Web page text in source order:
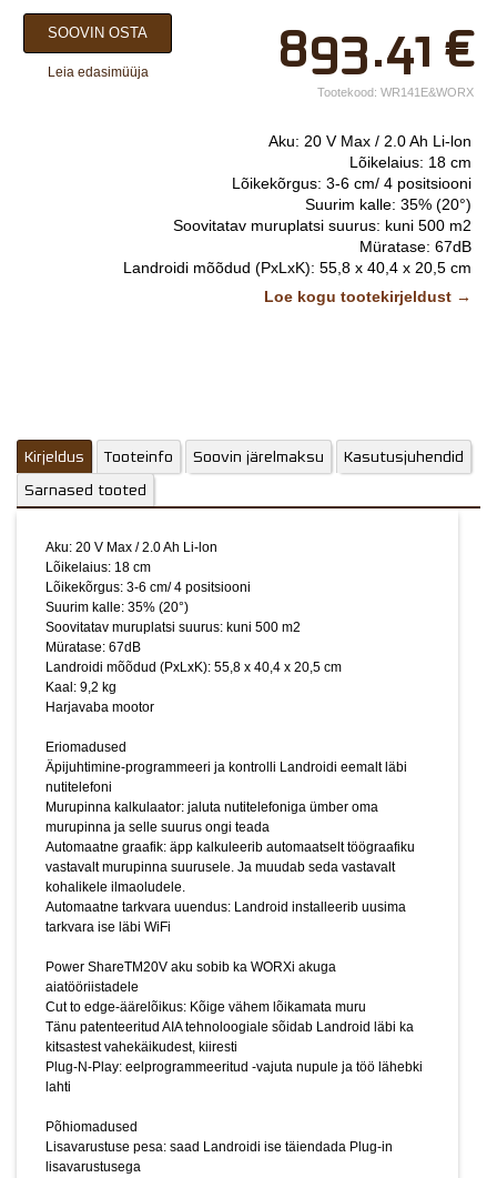
×
Teie nimi*
Ettevõtte nimi.
Telefon*
E-post*
Vali lähim keskus*
Lisainfo
893.41 €
SOOVIN OSTA
Leia edasimüüja
Tootekood: WR141E&WORX
Aku: 20 V Max / 2.0 Ah Li-lon
Lõikelaius: 18 cm
Lõikekõrgus: 3-6 cm/ 4 positsiooni
Suurim kalle: 35% (20°)
Soovitatav muruplatsi suurus: kuni 500 m2
Müratase: 67dB
Landroidi mõõdud (PxLxK): 55,8 x 40,4 x 20,5 cm
Kaal: 9,2 kg
Harjavaba mootor
murupinna ja selle suurus ongi teada
Automaatne graafik: äpp kalkuleerib automaatselt töögraafiku
vastavalt murupinna suurusele. Ja muudab seda vastavalt
Power ShareTM20V aku sobib ka WORXi akuga
Cut to edge-äärelõikus: Kõige vähem lõikamata muru
Tänu patenteeritud AIA tehnoloogiale sõidab Landroid läbi ka
kitsastest vahekäikudest, kiiresti
Plug-N-Play: eelprogrammeeritud -vajuta nupule ja töö lähebki
Lisavarustuse pesa: saad Landroidi ise täiendada Plug-in
Külglaadimine: puhas ja niidetud laadimisalus
Multi-Zone programmeerimine-saab perfektselt hakkama
liigendatud aiaga
Tera päri-ja vastupäeva pöörlemine -2 x vähem teravahetusi
Varguskindlus
PIN koodiga kaitse -varguse korral ei saa Landroidi käivitada
Aku tühjenemisel sõidab automaatselt tagasi laadimisjaama
Sõidab automaatselt tagasi laadimisjaama, kui päevatöö tehtud
Ilmastikukindel konstruktsioon
Vihmasensor suunab Landroidi laadimisjaama, kui vihma
hakkab sadama
Turvasensorid peatavad tera pöörlemise, kui robotit tõsta või
LCD displei PIN-koodi sisestamiseks ja programmeerimiseks
Loe kogu tootekirjeldust →
Kirjeldus Tooteinfo Soovin järelmaksu
Kasutusjuhendid
Sarnased tooted
Aku: 20 V Max / 2.0 Ah Li-lon
Lõikelaius: 18 cm
Lõikekõrgus: 3-6 cm/ 4 positsiooni
Suurim kalle: 35% (20°)
Soovitatav muruplatsi suurus: kuni 500 m2
Müratase: 67dB
Landroidi mõõdud (PxLxK): 55,8 x 40,4 x 20,5 cm
Kaal: 9,2 kg
Harjavaba mootor
Eriomadused
Äpijuhtimine-programmeeri ja kontrolli Landroidi eemalt läbi
nutitelefoni
Murupinna kalkulaator: jaluta nutitelefoniga ümber oma
murupinna ja selle suurus ongi teada
Automaatne graafik: äpp kalkuleerib automaatselt töögraafiku
vastavalt murupinna suurusele. Ja muudab seda vastavalt
kohalikele ilmaoludele.
Automaatne tarkvara uuendus: Landroid installeerib uusima
tarkvara ise läbi WiFi
Power ShareTM20V aku sobib ka WORXi akuga
aiatööriistadele
Cut to edge-äärelõikus: Kõige vähem lõikamata muru
Tänu patenteeritud AIA tehnoloogiale sõidab Landroid läbi ka
kitsastest vahekäikudest, kiiresti
Plug-N-Play: eelprogrammeeritud -vajuta nupule ja töö lähebki
lahti
Põhiomadused
Lisavarustuse pesa: saad Landroidi ise täiendada Plug-in
lisavarustusega